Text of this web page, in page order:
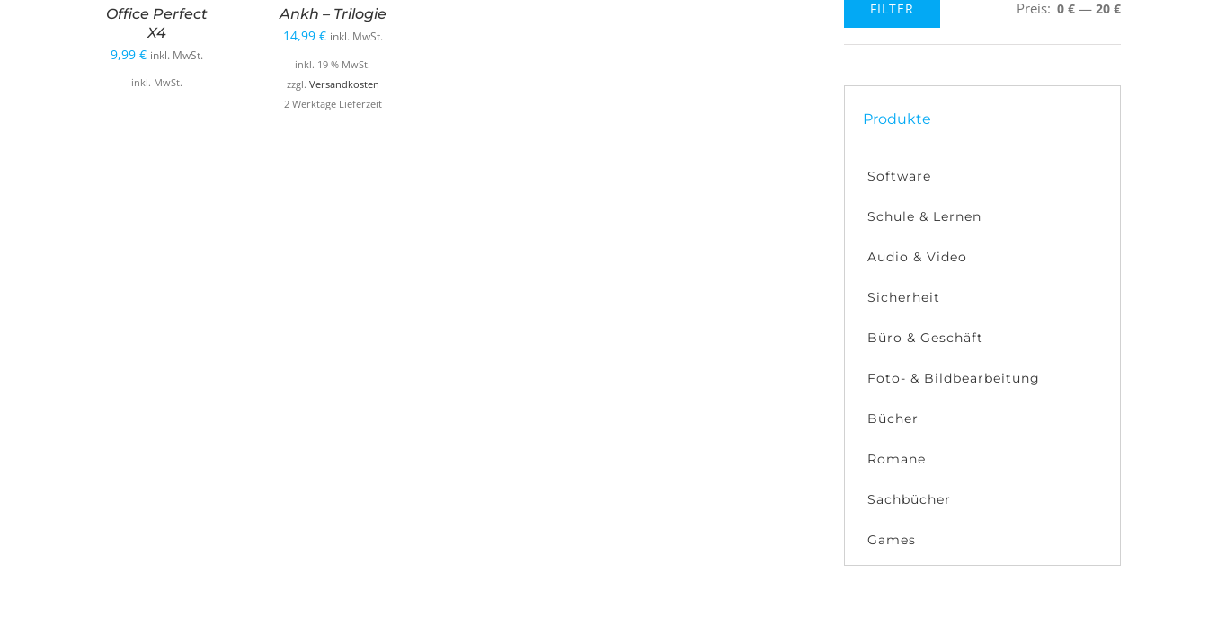
Office Perfect
X4
9,99€ inkl. MwSt.
inkl. MwSt.
Ankh – Trilogie
14,99 € inkl. MwSt.
inkl. 19 % MwSt.
zzgl. Versandkosten
2 Werktage Lieferzeit
Preis
Preis
FILTER Preis: 0 € — 20 €
Produkte
Software
Schule & Lernen
Audio & Video
Sicherheit
Büro & Geschäft
Foto- & Bildbearbeitung
Bücher
Romane
Sachbücher
Games